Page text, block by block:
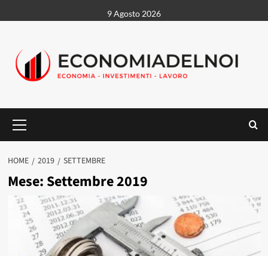
al
9 Agosto 2026
principale
HOME 2019 SETTEMBRE
Mese: Settembre 2019